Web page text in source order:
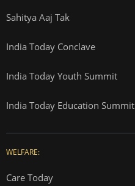
Sahitya Aaj Tak
India Today Conclave
India Today Youth Summit
India Today Education Summit
WELFARE:
Care Today